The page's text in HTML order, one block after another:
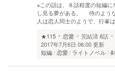
※この話は、８話程度の短編
し見る夢がある。 侍のよう
人は恋人同士のようで、行峯
★115
恋愛 完結済8話
2017年7月6日 06:00 更新
短編 恋愛 ライトノベル